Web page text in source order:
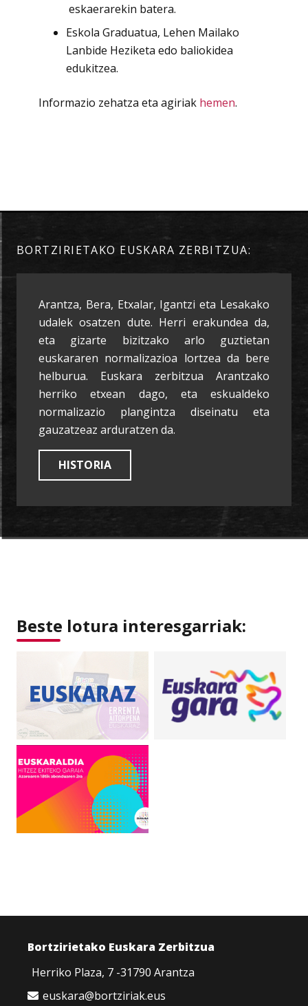
eskaerarekin batera.
Eskola Graduatua, Lehen Mailako
Lanbide Heziketa edo baliokidea
edukitzea.
Informazio zehatza eta agiriak hemen.
BORTZIRIETAKO EUSKARA ZERBITZUA:
Arantza, Bera, Etxalar, Igantzi eta Lesakako
udalek osatzen dute. Herri erakundea da,
eta gizarte bizitzako arlo guztietan
euskararen normalizazioa lortzea da bere
helburua. Euskara zerbitzua Arantzako
herriko etxean dago, eta eskualdeko
normalizazio plangintza diseinatu eta
gauzatzeaz arduratzen da.
HISTORIA
Beste lotura interesgarriak:
Bortzirietako Euskara Zerbitzua
Herriko Plaza, 7 -31790 Arantza
euskara@bortziriak.eus